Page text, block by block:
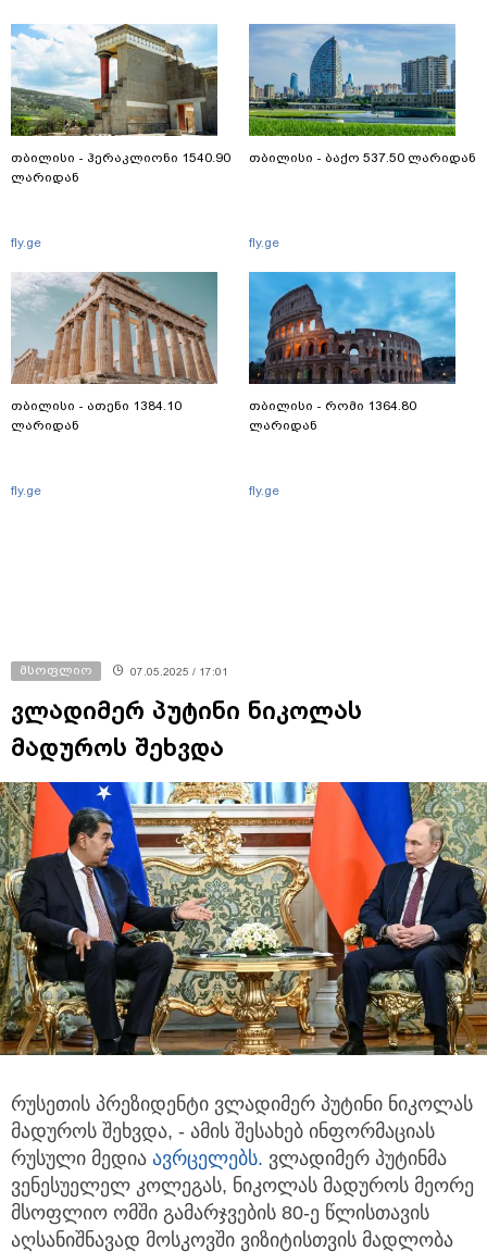
თბილისი - ჰერაკლიონი 1540.90
ლარიდან
fly.ge
თბილისი - ათენი 1384.10
ლარიდან
fly.ge
თბილისი - ბაქო 537.50 ლარიდან
fly.ge
თბილისი - რომი 1364.80
ლარიდან
fly.ge
მსოფლიო 07.05.2025 / 17:01
ვლადიმერ პუტინი ნიკოლას
მადუროს შეხვდა
რუსეთის პრეზიდენტი ვლადიმერ პუტინი ნიკოლას
მადუროს შეხვდა, - ამის შესახებ ინფორმაციას
რუსული მედია ავრცელებს. ვლადიმერ პუტინმა
ვენესუელელ კოლეგას, ნიკოლას მადუროს მეორე
მსოფლიო ომში გამარჯვების 80-ე წლისთავის
აღსანიშნავად მოსკოვში ვიზიტისთვის მადლობა